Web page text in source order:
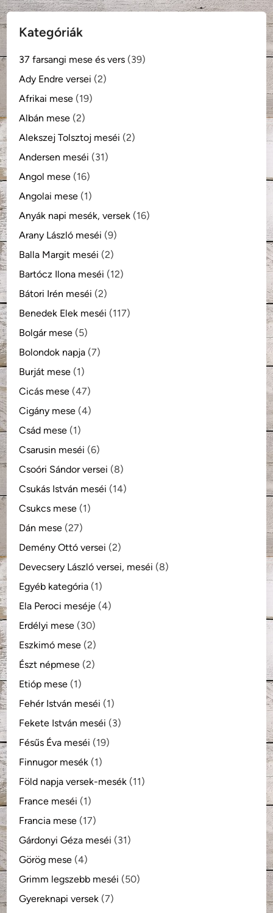
Kategóriák
37 farsangi mese és vers (39)
Ady Endre versei (2)
Afrikai mese (19)
Albán mese (2)
Alekszej Tolsztoj meséi (2)
Andersen meséi (31)
Angol mese (16)
Angolai mese (1)
Anyák napi mesék, versek (16)
Arany László meséi (9)
Balla Margit meséi (2)
Bartócz Ilona meséi (12)
Bátori Irén meséi (2)
Benedek Elek meséi (117)
Bolgár mese (5)
Bolondok napja (7)
Burját mese (1)
Cicás mese (47)
Cigány mese (4)
Csád mese (1)
Csarusin meséi (6)
Csoóri Sándor versei (8)
Csukás István meséi (14)
Csukcs mese (1)
Dán mese (27)
Demény Ottó versei (2)
Devecsery László versei, meséi (8)
Egyéb kategória (1)
Ela Peroci meséje (4)
Erdélyi mese (30)
Eszkimó mese (2)
Észt népmese (2)
Etióp mese (1)
Fehér István meséi (1)
Fekete István meséi (3)
Fésűs Éva meséi (19)
Finnugor mesék (1)
Föld napja versek-mesék (11)
France meséi (1)
Francia mese (17)
Gárdonyi Géza meséi (31)
Görög mese (4)
Grimm legszebb meséi (50)
Gyereknapi versek (7)